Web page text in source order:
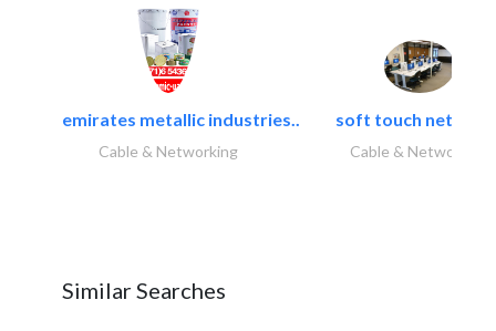
emirates metallic industries..
Cable & Networking
soft touch
Cable & Networking
Similar Searches